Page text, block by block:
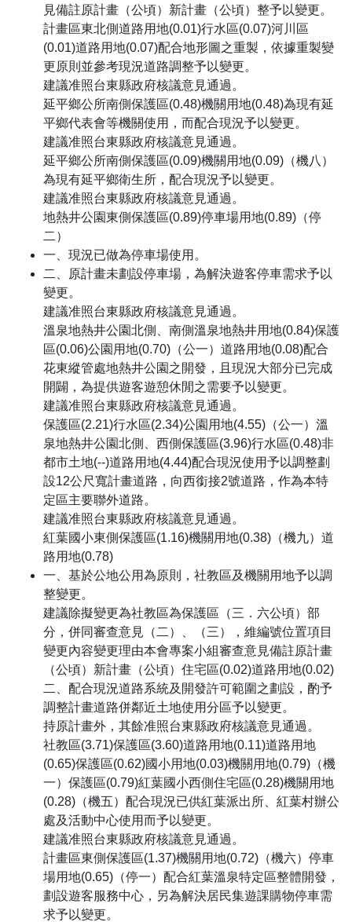
見備註原計畫（公頃）新計畫（公頃）整予以變更。
計畫區東北側道路用地(0.01)行水區(0.07)河川區
(0.01)道路用地(0.07)配合地形圖之重製，依據重製變
更原則並參考現況道路調整予以變更。
建議准照台東縣政府核議意見通過。
延平鄉公所南側保護區(0.48)機關用地(0.48)為現有延
平鄉代表會等機關使用，而配合現況予以變更。
建議准照台東縣政府核議意見通過。
延平鄉公所南側保護區(0.09)機關用地(0.09)（機八）
為現有延平鄉衛生所，配合現況予以變更。
建議准照台東縣政府核議意見通過。
地熱井公園東側保護區(0.89)停車場用地(0.89)（停
二）
一、現況已做為停車場使用。
二、原計畫未劃設停車場，為解決遊客停車需求予以
變更。
建議准照台東縣政府核議意見通過。
溫泉地熱井公園北側、南側溫泉地熱井用地(0.84)保護
區(0.06)公園用地(0.70)（公一）道路用地(0.08)配合
花東縱管處地熱井公園之開發，且現況大部分已完成
開闢，為提供遊客遊憩休閒之需要予以變更。
建議准照台東縣政府核議意見通過。
保護區(2.21)行水區(2.34)公園用地(4.55)（公一）溫
泉地熱井公園北側、西側保護區(3.96)行水區(0.48)非
都市土地(--)道路用地(4.44)配合現況使用予以調整劃
設12公尺寬計畫道路，向西銜接2號道路，作為本特
定區主要聯外道路。
建議准照台東縣政府核議意見通過。
紅葉國小東側保護區(1.16)機關用地(0.38)（機九）道
路用地(0.78)
一、基於公地公用為原則，社教區及機關用地予以調
整變更。
建議除擬變更為社教區為保護區（三．六公頃）部
分，併同審查意見（二）、（三），維編號位置項目
變更內容變更理由本會專案小組審查意見備註原計畫
（公頃）新計畫（公頃）住宅區(0.02)道路用地(0.02)
二、配合現況道路系統及開發許可範圍之劃設，酌予
調整計畫道路併鄰近土地使用分區予以變更。
持原計畫外，其餘准照台東縣政府核議意見通過。
社教區(3.71)保護區(3.60)道路用地(0.11)道路用地
(0.65)保護區(0.62)國小用地(0.03)機關用地(0.79)（機
一）保護區(0.79)紅葉國小西側住宅區(0.28)機關用地
(0.28)（機五）配合現況已供紅葉派出所、紅葉村辦公
處及活動中心使用而予以變更。
建議准照台東縣政府核議意見通過。
計畫區東側保護區(1.37)機關用地(0.72)（機六）停車
場用地(0.65)（停一）配合紅葉溫泉特定區整體開發，
劃設遊客服務中心，另為解決居民集遊課購物停車需
求予以變更。